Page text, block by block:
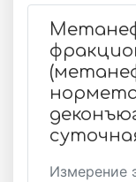
Измерение